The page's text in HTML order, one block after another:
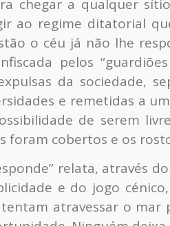
chegar a qualquer
ao regime ditatorial
o céu já não lhe
pelos
da sociedade,
e remetidas a
de serem
foram cobertos e os
relata, através
e do jogo
atravessar o mar